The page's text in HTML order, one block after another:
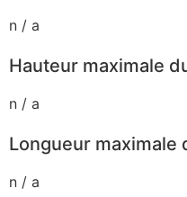
n / a
Hauteur maximale
n / a
Longueur maximale
n / a